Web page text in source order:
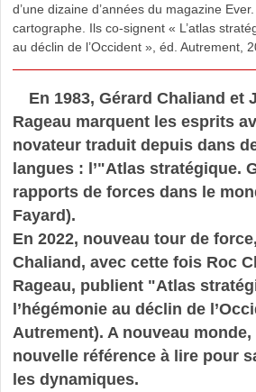
d’une dizaine d’années du magazine
cartographe. Ils co-signent « L’atlas
au déclin de l’Occident », éd. Autrement,
En 1983, Gérard Chaliand et
Rageau marquent les esprits
novateur traduit depuis dans
langues : l’"Atlas stratégique.
rapports de forces dans le
Fayard).
En 2022, nouveau tour de
Chaliand, avec cette fois Roc
Rageau, publient "Atlas
l’hégémonie au déclin de
Autrement). A nouveau
nouvelle référence à lire pour
les dynamiques.